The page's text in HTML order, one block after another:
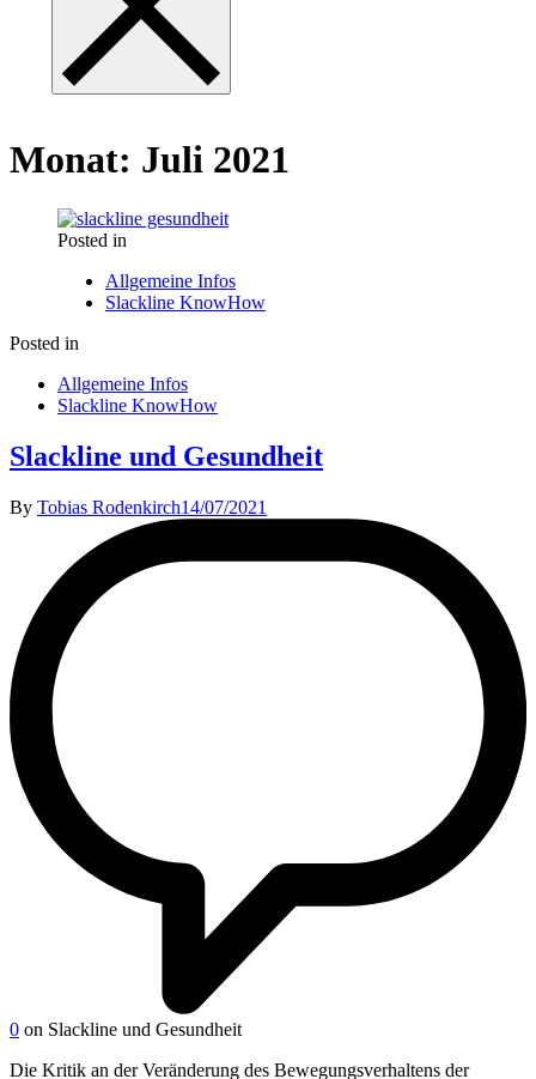
Monat: Juli 2021
Posted in
Allgemeine Infos
Slackline KnowHow
Posted in
Allgemeine Infos
Slackline KnowHow
Slackline und Gesundheit
By Tobias Rodenkirch14/07/2021
0 on Slackline und Gesundheit
Die Kritik an der Veränderung des Bewegungsverhaltens der